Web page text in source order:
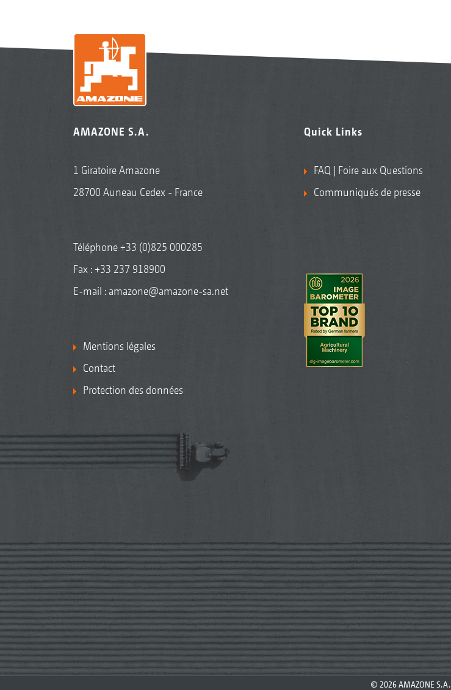
AMAZONE S.A.
1 Giratoire Amazone
28700 Auneau Cedex - France
Téléphone+33 (0)825 000285
Fax : +33 237 918900
E-mail : amazone@amazone-sa.net
Mentions légales
Contact
Protection des données
Quick Links
FAQ | Foire aux Questions
Communiqués de presse
© 2026 AMAZONE S.A.